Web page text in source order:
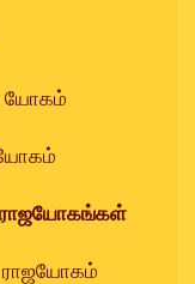
யோகம்
யோகம்
ராஜயோகங்கள்
ராஜயோகம்